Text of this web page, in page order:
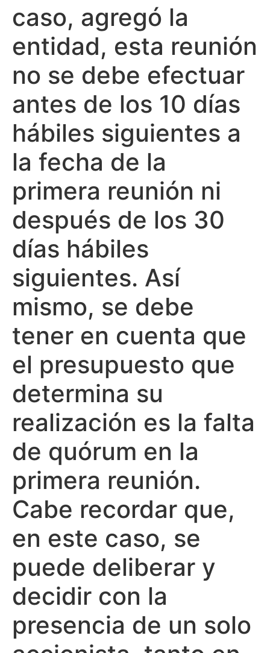
caso, agregó la
entidad, esta reunión
no se debe efectuar
antes de los 10 días
hábiles siguientes a
la fecha de la
primera reunión ni
después de los 30
días hábiles
siguientes. Así
mismo, se debe
tener en cuenta que
el presupuesto que
determina su
realización es la falta
de quórum en la
primera reunión.
Cabe recordar que,
en este caso, se
puede deliberar y
decidir con la
presencia de un solo